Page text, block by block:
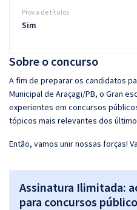
Sobre o concurso
A fim de preparar os candidatos
Municipal de Araçagi/PB, o Gran
experientes em concursos
tópicos mais relevantes dos
Então, vamos unir nossas forças!
Assinatura Ilimitada:
para concursos
Prova de títulos
Sim